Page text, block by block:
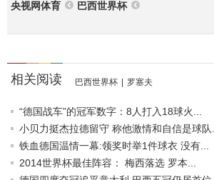
央视网体育 巴西世界杯
相关阅读 巴西世界杯 罗塞夫
“德国战车”的冠军数字：8人打入18球火...
小贝力挺杰拉德留守 称他激情和自信是球队...
铁血德国温情一幕:领奖时举1件球衣 没有...
2014世界杯最佳阵容： 梅西落选 罗本...